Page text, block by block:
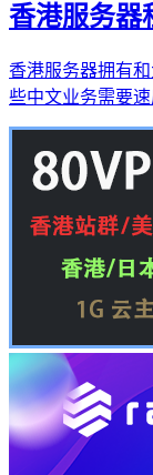
香港服务器
香港服务器拥有
些中文业务需要